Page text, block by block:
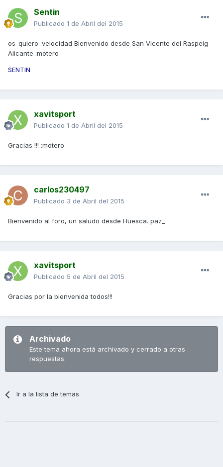
Sentin
Publicado 1 de Abril del 2015
os_quiero :velocidad Bienvenido desde San Vicente del Raspeig
Alicante :motero
SENTIN
xavitsport
Publicado 1 de Abril del 2015
Gracias !!! :motero
carlos230497
Publicado 3 de Abril del 2015
Bienvenido al foro, un saludo desde Huesca. paz_
xavitsport
Publicado 5 de Abril del 2015
Gracias por la bienvenida todos!!!
Archivado
Este tema ahora está archivado y cerrado a otras
respuestas.
Ir a la lista de temas